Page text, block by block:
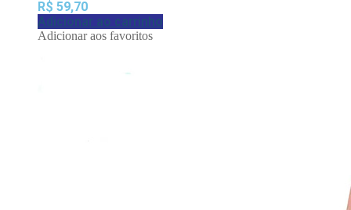
R$ 59,70
Adicionar ao carrinho
Adicionar aos favoritos